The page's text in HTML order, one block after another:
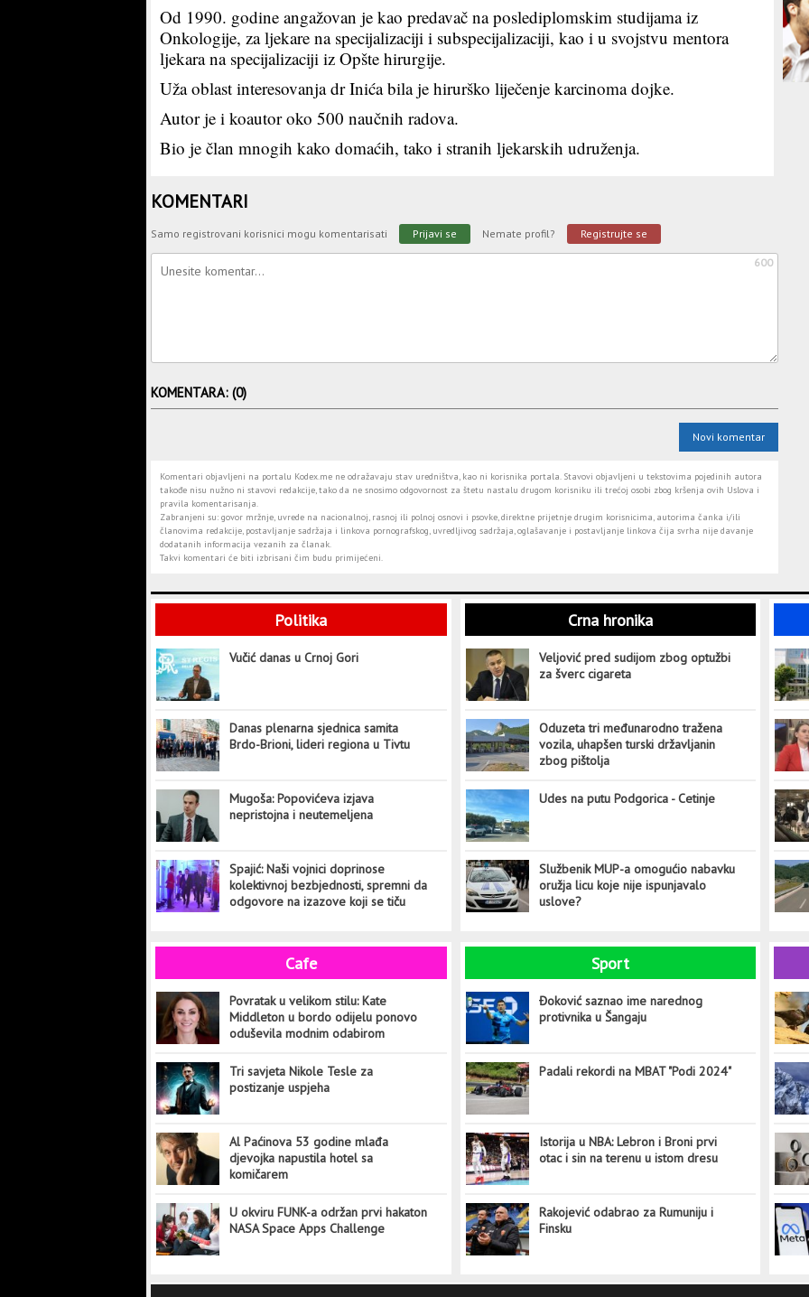
Od 1990. godine angažovan je kao predavač na poslediplomskim studijama iz
Onkologije, za ljekare na specijalizaciji i subspecijalizaciji, kao i u svojstvu mentora
ljekara na specijalizaciji iz Opšte hirurgije.
Uža oblast interesovanja dr Inića bila je hirurško liječenje karcinoma dojke.
Autor je i koautor oko 500 naučnih radova.
Bio je član mnogih kako domaćih, tako i stranih ljekarskih udruženja.
KOMENTARI
Samo registrovani korisnici mogu komentarisati Prijavi se Nemate profil? Registrujte se
600
KOMENTARA: (0)
Novi komentar
Komentari objavljeni na portalu Kodex.me ne odražavaju stav uredništva, kao ni korisnika portala. Stavovi objavljeni u tekstovima pojedinih autora
takođe nisu nužno ni stavovi redakcije, tako da ne snosimo odgovornost za štetu nastalu drugom korisniku ili trećoj osobi zbog kršenja ovih Uslova i
pravila komentarisanja.
Zabranjeni su: govor mržnje, uvrede na nacionalnoj, rasnoj ili polnoj osnovi i psovke, direktne prijetnje drugim korisnicima, autorima čanka i/ili
članovima redakcije, postavljanje sadržaja i linkova pornografskog, uvredljivog sadržaja, oglašavanje i postavljanje linkova čija svrha nije davanje
dodatanih informacija vezanih za članak.
Takvi komentari će biti izbrisani čim budu primijećeni.
Politika
Vučić danas u Crnoj Gori
Danas plenarna sjednica samita
Brdo-Brioni, lideri regiona u Tivtu
Mugoša: Popovićeva izjava
nepristojna i neutemeljena
Spajić: Naši vojnici doprinose
kolektivnoj bezbjednosti, spremni da
odgovore na izazove koji se tiču
Crna hronika
Veljović pred sudijom zbog optužbi
za šverc cigareta
Oduzeta tri međunarodno tražena
vozila, uhapšen turski državljanin
zbog pištolja
Udes na putu Podgorica - Cetinje
Službenik MUP-a omogućio nabavku
oružja licu koje nije ispunjavalo
uslove?
Cafe
Povratak u velikom stilu: Kate
Middleton u bordo odijelu ponovo
oduševila modnim odabirom
Tri savjeta Nikole Tesle za
postizanje uspjeha
Al Paćinova 53 godine mlađa
djevojka napustila hotel sa
komičarem
U okviru FUNK-a održan prvi hakaton
NASA Space Apps Challenge
Sport
Đoković saznao ime narednog
protivnika u Šangaju
Padali rekordi na MBAT "Podi 2024"
Istorija u NBA: Lebron i Broni prvi
otac i sin na terenu u istom dresu
Rakojević odabrao za Rumuniju i
Finsku